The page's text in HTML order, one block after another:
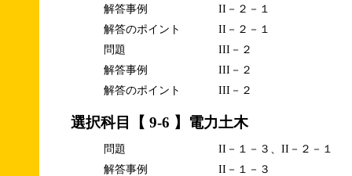
解答事例
II－２－１
解答のポイント
II－２－１
問題
III－２
解答事例
III－２
解答のポイント
III－２
選択科目【 9-6 】電力土木
問題
II－１－３、II－２－１
解答事例
II－１－３